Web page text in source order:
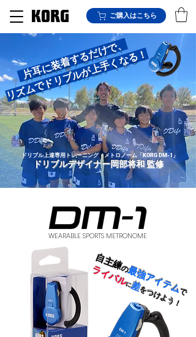
ご購入はこちら
片耳に装着するだけで、
リズムでドリブルが上手くなる！
ドリブルデザイナー岡部将和 監修
ドリブル上達専用トレーニング・メトロノーム 「 KORG DM-1」
WEARABLE SPORTS METRONOME
自主練の最強アイテムで
​ライバルに差をつけよう！